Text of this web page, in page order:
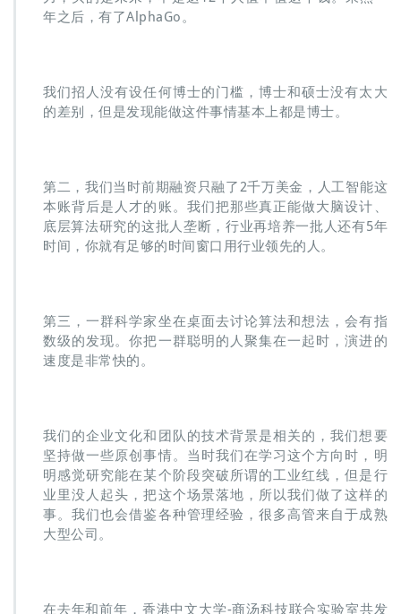
年之后，有了AlphaGo。
我们招人没有设任何博士的门槛，博士和硕士没有太大
的差别，但是发现能做这件事情基本上都是博士。
第二，我们当时前期融资只融了2千万美金，人工智能这
本账背后是人才的账。我们把那些真正能做大脑设计、
底层算法研究的这批人垄断，行业再培养一批人还有5年
时间，你就有足够的时间窗口用行业领先的人。
第三，一群科学家坐在桌面去讨论算法和想法，会有指
数级的发现。你把一群聪明的人聚集在一起时，演进的
速度是非常快的。
我们的企业文化和团队的技术背景是相关的，我们想要
坚持做一些原创事情。当时我们在学习这个方向时，明
明感觉研究能在某个阶段突破所谓的工业红线，但是行
业里没人起头，把这个场景落地，所以我们做了这样的
事。我们也会借鉴各种管理经验，很多高管来自于成熟
大型公司。
在去年和前年，香港中文大学-商汤科技联合实验室共发